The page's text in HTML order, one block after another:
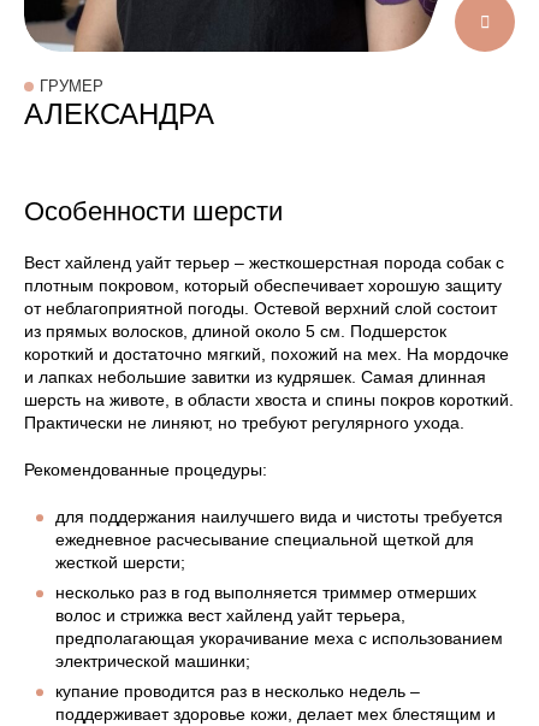
ГРУМЕР
АЛЕКСАНДРА
Особенности шерсти
Вест хайленд уайт терьер – жесткошерстная порода собак с
плотным покровом, который обеспечивает хорошую защиту
от неблагоприятной погоды. Остевой верхний слой состоит
из прямых волосков, длиной около 5 см. Подшерсток
короткий и достаточно мягкий, похожий на мех. На мордочке
и лапках небольшие завитки из кудряшек. Самая длинная
шерсть на животе, в области хвоста и спины покров короткий.
Практически не линяют, но требуют регулярного ухода.
Рекомендованные процедуры:
для поддержания наилучшего вида и чистоты требуется
ежедневное расчесывание специальной щеткой для
жесткой шерсти;
несколько раз в год выполняется триммер отмерших
волос и стрижка вест хайленд уайт терьера,
предполагающая укорачивание меха с использованием
электрической машинки;
купание проводится раз в несколько недель –
поддерживает здоровье кожи, делает мех блестящим и